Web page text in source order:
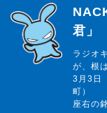
らじっと
君」
ラジオ
が、根
3月3日
町）
座右の